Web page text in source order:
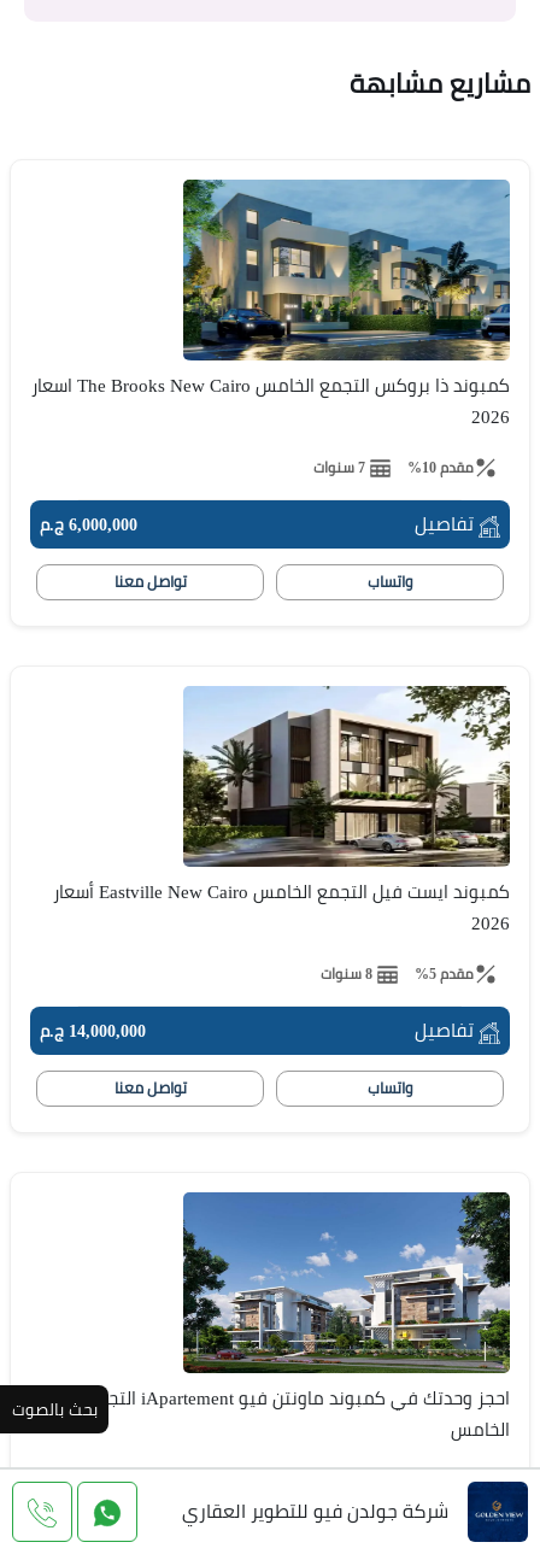
مشاريع مشابهة
كمبوند ذا بروكس التجمع الخامس The Brooks New Cairo اسعار
2026
مقدم 10% 7 سنوات
تفاصيل 6,000,000 ج.م
واتساب تواصل معنا
كمبوند ايست فيل التجمع الخامس Eastville New Cairo أسعار
2026
مقدم 5% 8 سنوات
تفاصيل 14,000,000 ج.م
واتساب تواصل معنا
احجز وحدتك في كمبوند ماونتن فيو iApartement التجمع
الخامس
مقدم %
تفاصيل 5,000,000 ج.م
بحث بالصوت
شركة جولدن فيو للتطوير العقاري